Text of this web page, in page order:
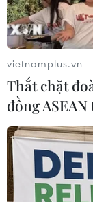
#Nam Thái
#Tin tức mới
#Tin tức mới
New Caledonia
Theo dõi
vietnamplus.vn
Thắt chặt
đồng